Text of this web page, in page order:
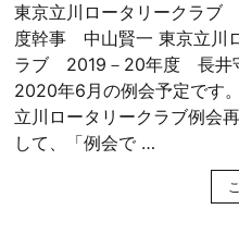
東京立川ロータリークラ
度幹事 中山賢一 東京立川
ラブ 2019－20年度 長井
2020年6月の例会予定です
立川ロータリークラブ例会
して、「例会で …